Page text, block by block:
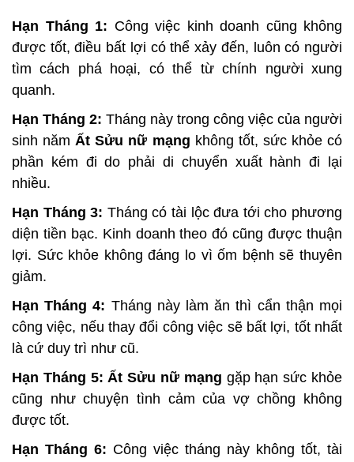
Hạn Tháng 1: Công việc kinh doanh cũng không
được tốt, điều bất lợi có thể xảy đến, luôn có người
tìm cách phá hoại, có thể từ chính người xung
quanh.
Hạn Tháng 2: Tháng này trong công việc của người
sinh nămẤt Sửu nữ mạng không tốt, sức khỏe có
phần kém đi do phải di chuyển xuất hành đi lại
nhiều.
Hạn Tháng 3: Tháng có tài lộc đưa tới cho phương
diện tiền bạc. Kinh doanh theo đó cũng được thuận
lợi. Sức khỏe không đáng lo vì ốm bệnh sẽ thuyên
giảm.
Hạn Tháng 4: Tháng này làm ăn thì cẩn thận mọi
công việc, nếu thay đổi công việc sẽ bất lợi, tốt nhất
là cứ duy trì như cũ.
Hạn Tháng 5: Ất Sửu nữ mạng gặp hạn sức khỏe
cũng như chuyện tình cảm của vợ chồng không
được tốt.
Hạn Tháng 6: Công việc tháng này không tốt, tài